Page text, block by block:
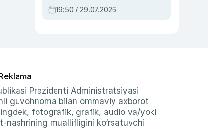
qahramon — Ukraina
armiyasi bosh
19:50 / 29.07.2026
Reklama
Prezidenti Administratsiyasi
guvohnoma bilan ommaviy axborot
fotografik, grafik, audio va/yoki
nashrining muallifligini ko‘rsatuvchi